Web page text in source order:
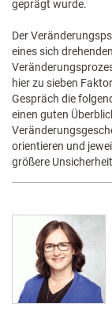
geprägt wurde.
Der
eines sich
hier zu sieben
Gespräch die
einen guten
orientieren und
größere